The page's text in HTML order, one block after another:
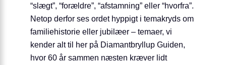
“slægt”, “forældre”, “afstamning” eller “hvorfra”.
Netop derfor ses ordet hyppigt i temakryds om
familiehistorie eller jubilæer – temaer, vi
kender alt til her på Diamantbryllup Guiden,
hvor 60 år sammen næsten kræver lidt